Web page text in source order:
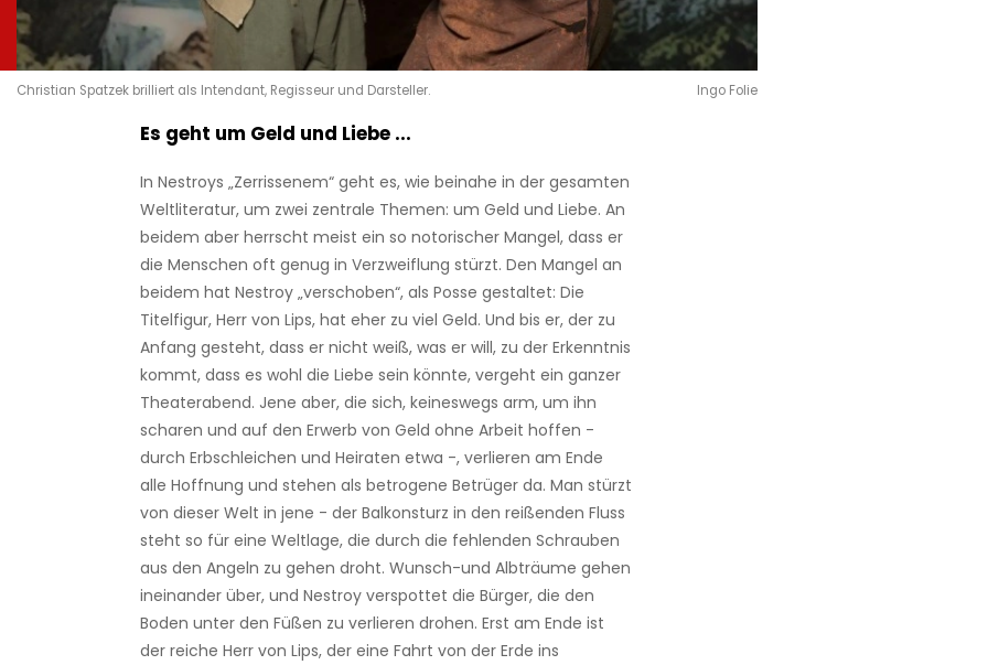
Christian Spatzek brilliert als Intendant, Regisseur und Darsteller. Ingo Folie
Es geht um Geld und Liebe ...
In Nestroys „Zerrissenem“ geht es, wie beinahe in der gesamten
Weltliteratur, um zwei zentrale Themen: um Geld und Liebe. An
beidem aber herrscht meist ein so notorischer Mangel, dass er
die Menschen oft genug in Verzweiflung stürzt. Den Mangel an
beidem hat Nestroy „verschoben“, als Posse gestaltet: Die
Titelfigur, Herr von Lips, hat eher zu viel Geld. Und bis er, der zu
Anfang gesteht, dass er nicht weiß, was er will, zu der Erkenntnis
kommt, dass es wohl die Liebe sein könnte, vergeht ein ganzer
Theaterabend. Jene aber, die sich, keineswegs arm, um ihn
scharen und auf den Erwerb von Geld ohne Arbeit hoffen -
durch Erbschleichen und Heiraten etwa -, verlieren am Ende
alle Hoffnung und stehen als betrogene Betrüger da. Man stürzt
von dieser Welt in jene - der Balkonsturz in den reißenden Fluss
steht so für eine Weltlage, die durch die fehlenden Schrauben
aus den Angeln zu gehen droht. Wunsch-und Albträume gehen
ineinander über, und Nestroy verspottet die Bürger, die den
Boden unter den Füßen zu verlieren drohen. Erst am Ende ist
der reiche Herr von Lips, der eine Fahrt von der Erde ins